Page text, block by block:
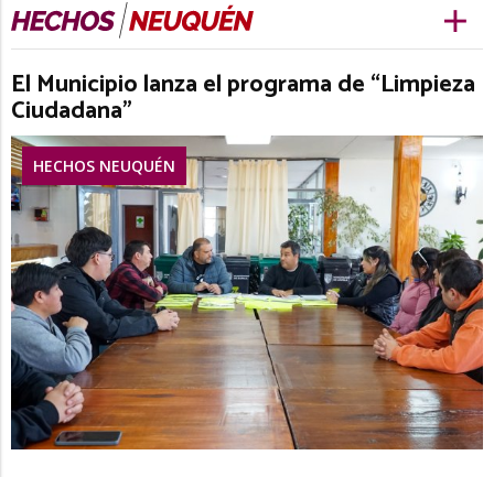
El Municipio lanza el programa de “Limpieza
Ciudadana”
HECHOS NEUQUÉN